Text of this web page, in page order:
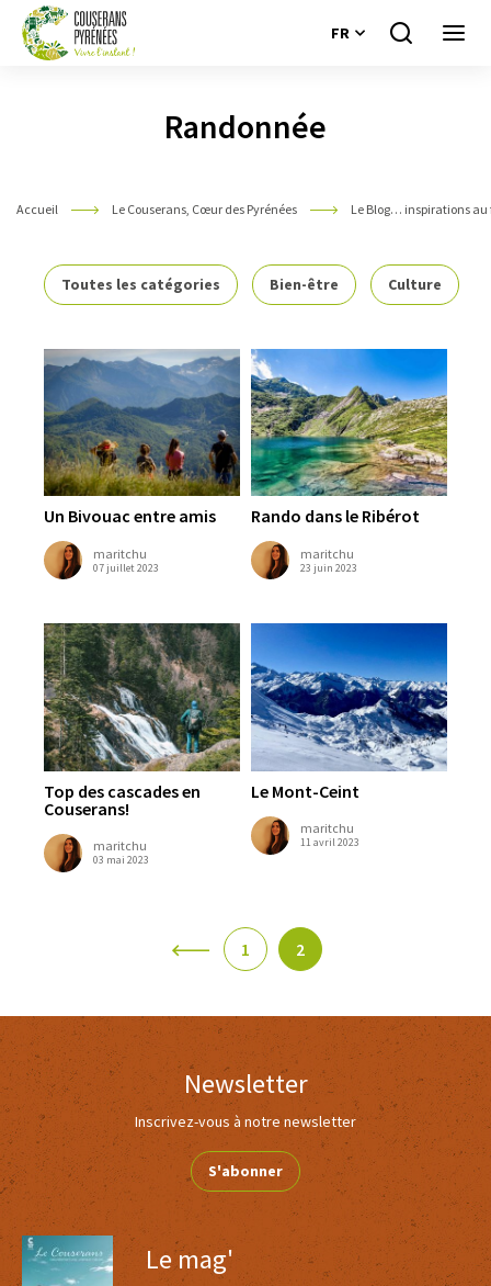
FR
Je
Randonnée
Accueil Le Couserans, Cœur des Pyrénées Le Blog… inspirations au
Toutes les catégories Bien-être Culture
Un Bivouac entre amis
maritchu
07 juillet 2023
Rando dans le Ribérot
maritchu
23 juin 2023
Top des cascades en
Couserans!
maritchu
03 mai 2023
Le Mont-Ceint
maritchu
11 avril 2023
1 2
Newsletter
Inscrivez-vous à notre newsletter
S'abonner
Le mag'